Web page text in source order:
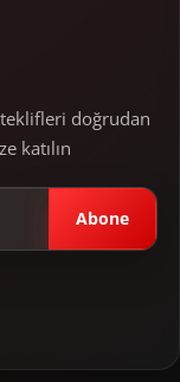
doğrudan
katılın
Abone